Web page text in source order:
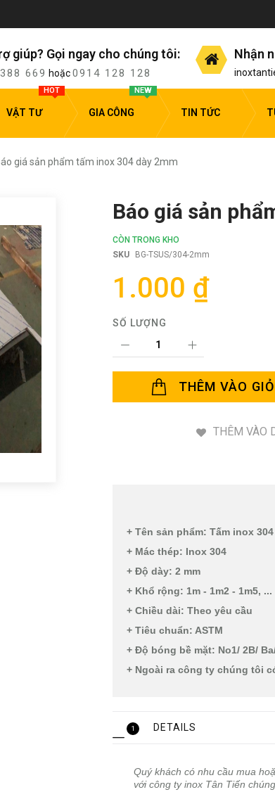
giúp? Gọi ngay cho chúng tôi:
669 hoặc0914 128 128
Nhận
VẬT TƯ
HOT
GIA CÔNG
NEW
TIN TỨC
giá sản phẩm tấm inox 304 dày 2mm
Báo giá sản
CÒN TRONG KHO
SKU
BG-TSUS/304-2mm
1.000 ₫
SỐ LƯỢNG
THÊM VÀO
THÊM VÀO
+ Tên sản phẩm: Tấm inox
+ Mác thép: Inox 304
+ Độ dày: 2 mm
+ Khổ rộng: 1m - 1m2 - 1m5, ...
+ Chiều dài: Theo yêu cầu
+ Tiêu chuẩn: ASTM
+ Độ bóng bề mặt: No1/ 2B/
+ Ngoài ra công ty chúng tôi
1 DETAILS
Quý khách có nhu cầu mua
với công ty inox Tân Tiến